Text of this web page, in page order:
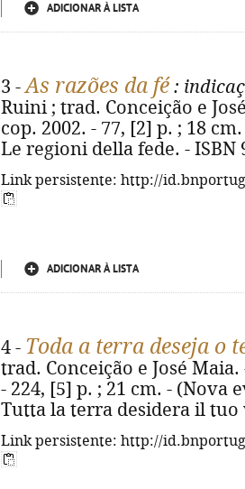
ADICIONAR À LISTA
3 -As razões da fé :
Ruini ; trad. Conceição e
cop. 2002. - 77, [2] p. ; 18
Le regioni della fede. - ISBN
Link persistente: http://
ADICIONAR À LISTA
4 - Toda a terra deseja o
trad. Conceição e José
- 224, [5] p. ; 21 cm. - (Nova
Tutta la terra desidera il tuo
Link persistente: http://